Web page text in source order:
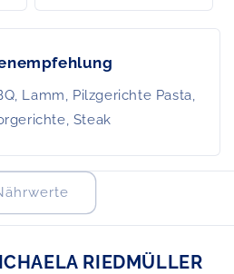
Lamm, Pilzgerichte Pasta,
Steak
RIEDMÜLLER